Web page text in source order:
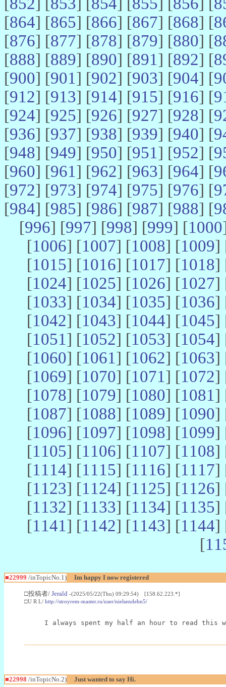
[864] [865] [866] [867] [868] [
[876] [877] [878] [879] [880] [
[888] [889] [890] [891] [892] [
[900] [901] [902] [903] [904] [
[912] [913] [914] [915] [916] [
[924] [925] [926] [927] [928] [
[936] [937] [938] [939] [940] [
[948] [949] [950] [951] [952] [
[960] [961] [962] [963] [964] [
[972] [973] [974] [975] [976] [
[984] [985] [986] [987] [988] [
[996] [997] [998] [999] [1000
[1006] [1007] [1008] [1009]
[1015] [1016] [1017] [1018]
[1024] [1025] [1026] [1027]
[1033] [1034] [1035] [1036]
[1042] [1043] [1044] [1045]
[1051] [1052] [1053] [1054]
[1060] [1061] [1062] [1063]
[1069] [1070] [1071] [1072]
[1078] [1079] [1080] [1081]
[1087] [1088] [1089] [1090]
[1096] [1097] [1098] [1099]
[1105] [1106] [1107] [1108]
[1114] [1115] [1116] [1117]
[1123] [1124] [1125] [1126]
[1132] [1133] [1134] [1135]
[1141] [1142] [1143] [1144]
[
■22999 /inTopicNo.1) Im happy I now registered
□投稿者/ Jerald -(2025/05/22(Thu) 09:29:54) [158.62.223.*]
□U R L/ http://stroyrem-master.ru/user/nielsendehn5/
I always spent my half an hour to read
■22998 /inTopicNo.2) Just wanted to say Hi.